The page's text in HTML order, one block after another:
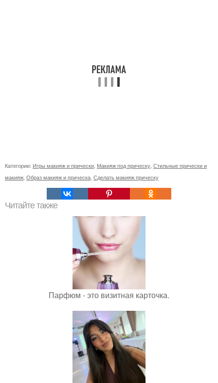
Категории: Игры макияж и прически Макияж под прическу Стильные прически и
макияж Образ макияж и прическа Сделать макияж прическу
Читайте также
Парфюм - это визитная карточка.